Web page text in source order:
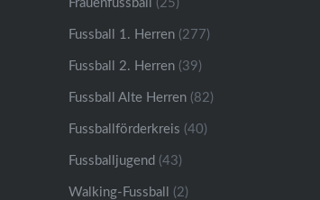
Frauenfussball (25)
Fussball 1. Herren(277)
Fussball 2. Herren(39)
Fussball Alte Herren(82)
Fussballförderkreis (40)
Fussballjugend (43)
Walking-Fussball (2)